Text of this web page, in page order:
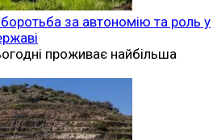
боротьба за автономію та роль у
проживає найбільша